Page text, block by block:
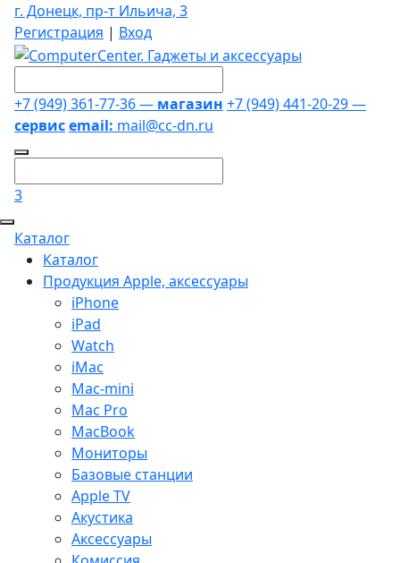
г. Донецк, пр-т Ильича, 3
Регистрация | Вход
+7 (949) 361-77-36 — магазин +7 (949) 441-20-29 —
сервисemail: mail@cc-dn.ru
3
Каталог
Каталог
Продукция Apple, аксессуары
iPhone
iPad
Watch
iMac
Mac-mini
Mac Pro
MacBook
Мониторы
Базовые станции
Apple TV
Акустика
Аксессуары